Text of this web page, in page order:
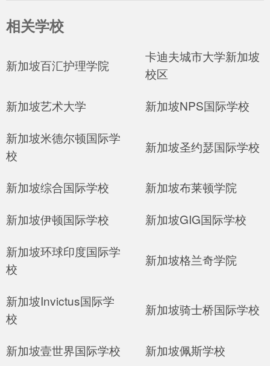
相关学校
新加坡百汇护理学院
卡迪夫城市大学新加坡
校区
新加坡艺术大学
新加坡NPS国际学校
新加坡米德尔顿国际学
校
新加坡圣约瑟国际学校
新加坡综合国际学校
新加坡布莱顿学院
新加坡伊顿国际学校
新加坡GIG国际学校
新加坡环球印度国际学
校
新加坡格兰奇学院
新加坡Invictus国际学
校
新加坡骑士桥国际学校
新加坡壹世界国际学校 新加坡佩斯学校